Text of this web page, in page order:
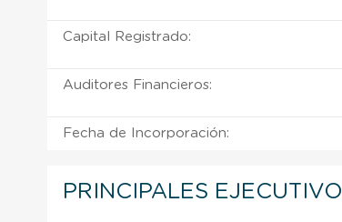
Capital Registrado:
Auditores Financieros:
Fecha de Incorporación:
PRINCIPALES